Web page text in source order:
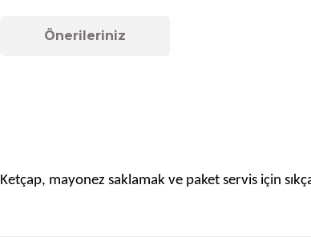
Önerileriniz
Ketçap, mayonez saklamak ve paket servis için